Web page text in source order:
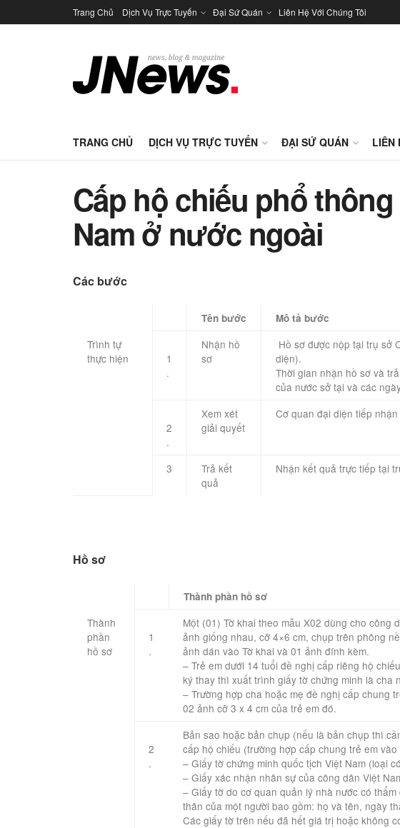
Trang Chủ Dịch Vụ Trực Tuyến Đại Sứ Quán Liên Hệ Với Chúng Tôi
TRANG CHỦ DỊCH VỤ TRỰC TUYẾN ĐẠI SỨ QUÁN LIÊN
Cấp hộ chiếu phổ
Nam ở nước ngoài
Các bước
Trình tự
thực hiện ​ ​ ​
​Tên bước Mô tả bước
1
.
​​Nhận hồ
sơ
Hồ sơ được nộp tại trụ sở
diện).
Thời gian nhận hồ sơ và
của nước sở tại và các
2
.
​​Xem xét
giải quyết
​Cơ quan đại diện tiếp
​3
​​Trả kết
quả
​​Nhận kết quả trực tiếp tại
Hồ sơ
Thành
phần
hồ sơ ​ ​
​Thành phần hồ sơ
1
.
Một (01) Tờ khai theo mẫu X02 dùng cho
ảnh giống nhau, cỡ 4×6 cm, chụp trên phông
ảnh dán vào Tờ khai và 01 ảnh đính kèm.
– Trẻ em dưới 14 tuổi đề nghị cấp riêng hộ
ký thay thì xuất trình giấy tờ chứng minh là cha
– Trường hợp cha hoặc mẹ đề nghị cấp chung
02 ảnh cỡ 3 x 4 cm của trẻ em đó.
2
.
Bản sao hoặc bản chụp (nếu là bản chụp thì
cấp hộ chiếu (trường hợp cấp chung trẻ em
– Giấy tờ chứng minh quốc tịch Việt Nam (loại
– Giấy xác nhận nhân sự của công dân Việt
– Giấy tờ do cơ quan quản lý nhà nước có
thân của một người bao gồm: họ và tên, ngày
Các giấy tờ trên nếu đã hết giá trị hoặc không